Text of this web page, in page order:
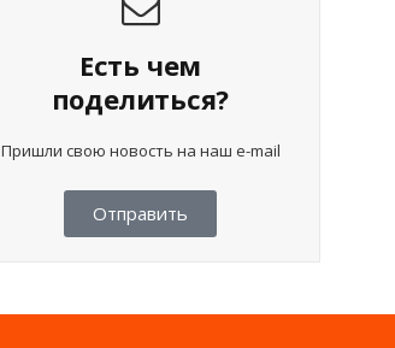
Есть чем
поделиться?
Пришли свою новость на наш e-mail
Отправить